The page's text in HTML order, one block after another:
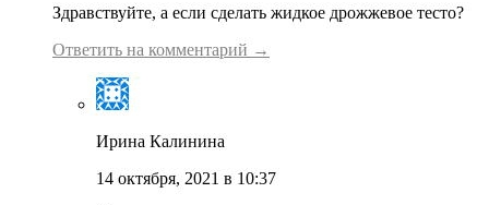
Здравствуйте, а если сделать жидкое дрожжевое тесто?
Ответить на комментарий →
Ирина Калинина
14 октября, 2021 в 10:37